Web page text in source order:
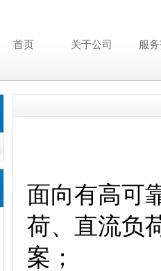
首页 关于公司 服
面向有高可
荷、直流负
案；